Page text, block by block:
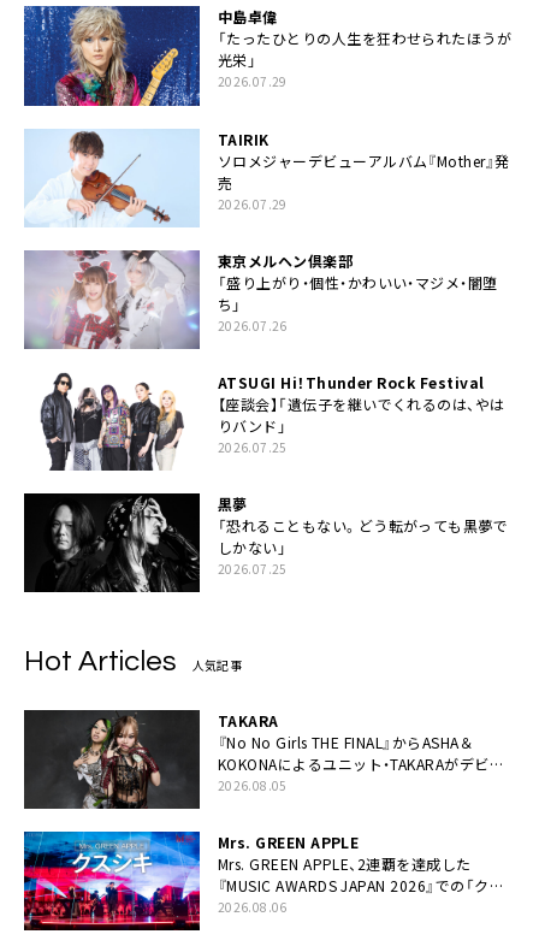
中島卓偉
「たったひとりの人生を狂わせられたほうが
光栄」
2026.07.29
TAIRIK
ソロメジャーデビューアルバム『Mother』発
売
2026.07.29
東京メルヘン倶楽部
「盛り上がり・個性・かわいい・マジメ・闇堕
ち」
2026.07.26
ATSUGI Hi！Thunder Rock Festival
【座談会】「遺伝子を継いでくれるのは、やは
りバンド」
2026.07.25
黒夢
「恐れることもない。どう転がっても黒夢で
しかない」
2026.07.25
Hot Articles 人気記事
TAKARA
『No No Girls THE FINAL』からASHA＆
KOKONAによるユニット・TAKARAがデビュ
ー
2026.08.05
Mrs. GREEN APPLE
Mrs. GREEN APPLE、2連覇を達成した
『MUSIC AWARDS JAPAN 2026』での「クス
シキ」ライブパフォーマンスをYouTube公開
2026.08.06